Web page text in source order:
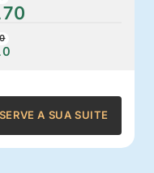
A SUA SUITE